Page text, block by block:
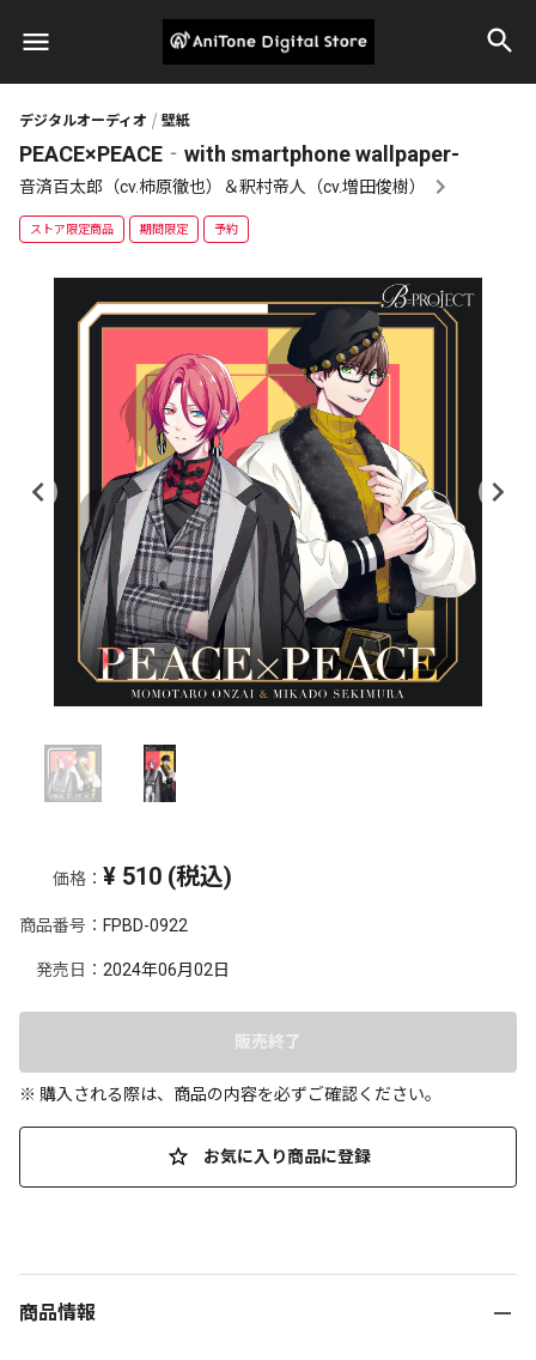
デジタルオーディオ 壁紙
PEACE×PEACE‐with smartphone wallpaper-
音済百太郎（cv.柿原徹也）＆釈村帝人（cv.増田俊樹）
ストア限定商品 期間限定 予約
価格： ¥ 510 (税込)
商品番号： FPBD-0922
発売日： 2024年06月02日
販売終了
※ 購入される際は、商品の内容を必ずご確認ください。
お気に入り商品に登録
商品情報